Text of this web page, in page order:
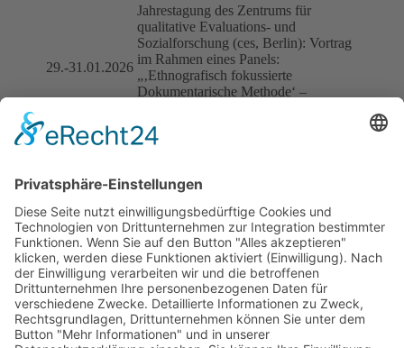
29.-31.01.2026
Jahrestagung des Zentrums für
qualitative Evaluations- und
Sozialforschung (ces, Berlin): Vortrag
im Rahmen eines Panels:
„‚Ethnografisch fokussierte
Dokumentarische Methode‘ –
Forschungsfeld Kita“
07.01.2026
Gastvortrag in der Ringvorlesung
Datenschutz – Forschungsethische
Reflexionen im Kontext von
Erziehungswissenschaft,
Sozialpädagogik &
Kindheitsforschung“ (Universität
Osnabrück/digitale Abhaltung):
„Forschungsethische Überlegungen
zur Bedeutung der Fachkräfte beim
Forschen mit Kindern in Kitas“, LV-
Leitung: Sylvia Jäde und Magdalena
Hartmann